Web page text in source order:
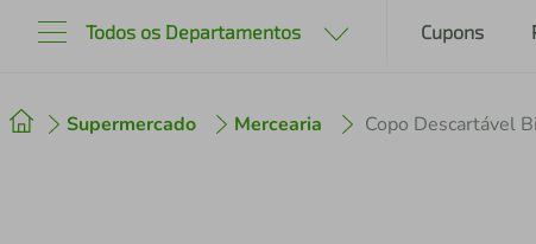
Todos os Departamentos Cupons
Supermercado Mercearia Copo Descartável
2º cafeteira